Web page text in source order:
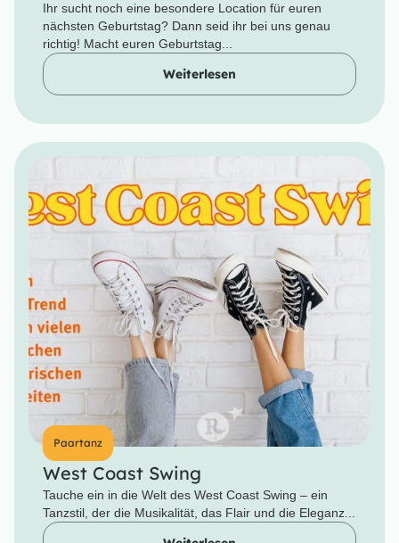
Ihr sucht noch eine besondere Location für euren
nächsten Geburtstag? Dann seid ihr bei uns genau
richtig! Macht euren Geburtstag...
Weiterlesen
Paartanz
West Coast Swing
Tauche ein in die Welt des West Coast Swing – ein
Tanzstil, der die Musikalität, das Flair und die Eleganz...